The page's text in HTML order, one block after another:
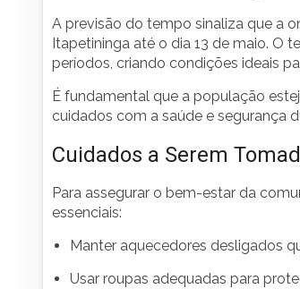
A previsão do tempo sinaliza que a
Itapetininga até o dia 13 de maio. O
períodos, criando condições ideais
É fundamental que a população
cuidados com a saúde e segurança
Cuidados a Serem
Para assegurar o bem-estar da
essenciais:
Manter aquecedores desligados
Usar roupas adequadas para